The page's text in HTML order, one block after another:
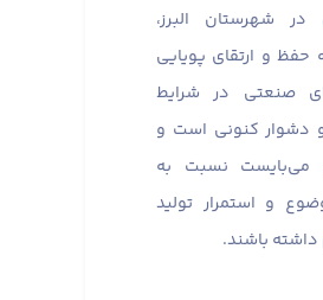
شهرستان البرز،
و ارتقای پویایی
صنعتی در شرایط
کنونی است و
می‌بایست نسبت به
و استمرار تولید
داشته باشند.